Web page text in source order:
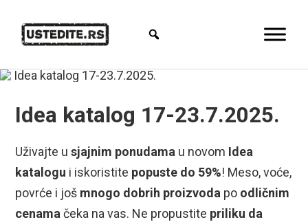
Idea katalog 17-23.7.2025.
Uživajte usjajnim ponudama u novom Idea
katalogu i iskoristite popuste do 59%! Meso, voće,
povrće i još mnogo dobrih proizvoda po odličnim
cenamačeka na vas. Ne propustite priliku da